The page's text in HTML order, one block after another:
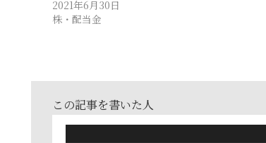
2021年6月30日
株・配当金
この記事を書いた人